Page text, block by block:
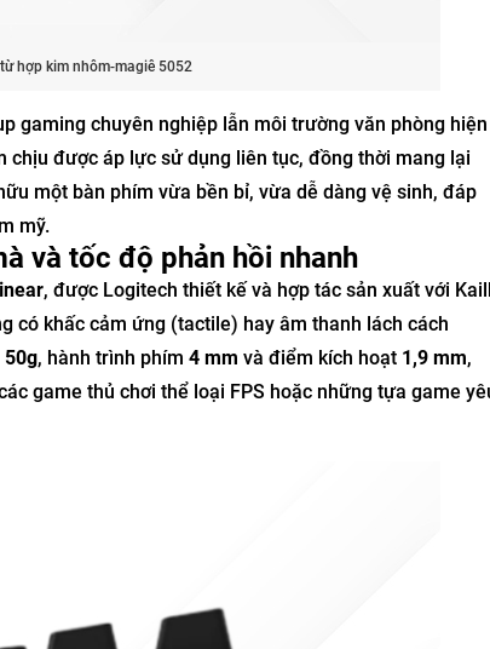
hợp kim nhôm-magiê 5052
gaming chuyên nghiệp lẫn môi trường văn phòng hiện
được áp lực sử dụng liên tục, đồng thời mang lại
một bàn phím vừa bền bỉ, vừa dễ dàng vệ sinh, đáp
mỹ.
và tốc độ phản hồi nhanh
, được Logitech thiết kế và hợp tác sản xuất với
có khấc cảm ứng (tactile) hay âm thanh lách cách
50g, hành trình phím 4 mm và điểm kích hoạt 1,9 mm,
game thủ chơi thể loại FPS hoặc những tựa game